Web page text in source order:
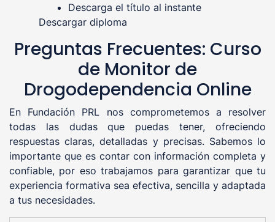
Descarga el título al instante
Descargar diploma
Preguntas Frecuentes: Curso
de Monitor de
Drogodependencia Online
En Fundación PRL nos comprometemos a resolver
todas las dudas que puedas tener, ofreciendo
respuestas claras, detalladas y precisas. Sabemos lo
importante que es contar con información completa y
confiable, por eso trabajamos para garantizar que tu
experiencia formativa sea efectiva, sencilla y adaptada
a tus necesidades.